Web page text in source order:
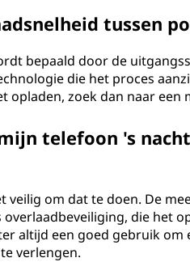
tussen
bepaald door de
die het proces
opladen, zoek dan naar
telefoon 's
veilig om dat te doen. De
die het
altijd een goed gebruik
verlengen.